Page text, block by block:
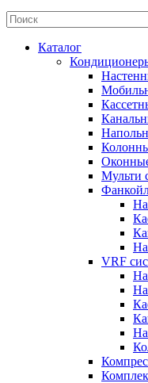
Каталог
Мульти
VRF